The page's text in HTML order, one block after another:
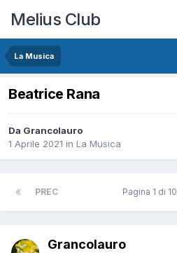
Melius Club
La Musica
Beatrice Rana
Da Grancolauro
1 Aprile 2021 in La Musica
PREC Pagina 1 di 10
Grancolauro